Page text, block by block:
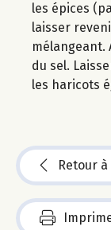
les épices
laisser
mélangeant.
du sel.
les haricots
Retour